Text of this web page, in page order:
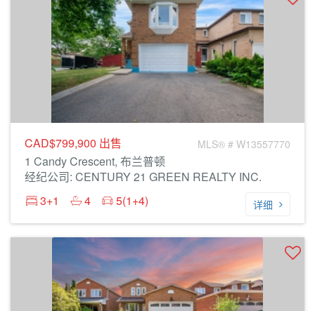
CAD$799,900 出售 MLS® # W13557770
1 Candy Crescent, 布兰普顿
经纪公司: CENTURY 21 GREEN REALTY INC.
3+1
4 5(1+4) 详细